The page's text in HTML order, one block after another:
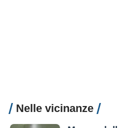
Nelle vicinanze